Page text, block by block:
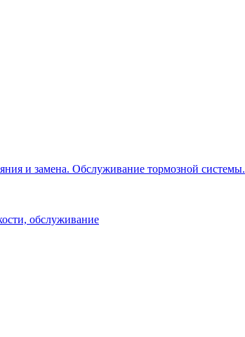
и замена. Обслуживание тормозной системы.
обслуживание